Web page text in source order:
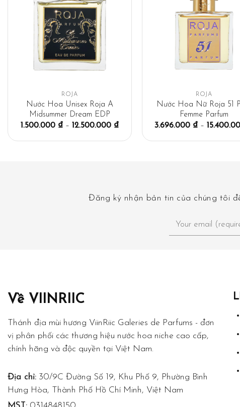
ROJA
Nước Hoa Unisex Roja A
Midsummer Dream EDP
1.500.000 ₫– 12.500.000 ₫
ROJA
Nước Hoa Nữ Roja 51
Femme Parfum
3.696.000 ₫ –
Đăng ký nhận bản tin của chúng tôi
Về VIINRIIC
Thánh địa mùi hương ViinRiic Galeries de Parfums - đơn
vị phân phối các thương hiệu nước hoa niche cao cấp,
chính hãng và độc quyền tại Việt Nam.
Địa chỉ: 30/9C Đường Số 19, Khu Phố 9, Phường Bình
Hưng Hòa, Thành Phố Hồ Chí Minh, Việt Nam